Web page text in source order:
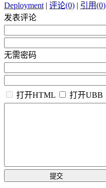
Deployment| 评论(0) | 引用(0)
发表评论
无需密码
打开HTML
打开UBB